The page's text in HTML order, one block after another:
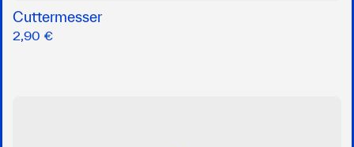
Cuttermesser
2,90 €